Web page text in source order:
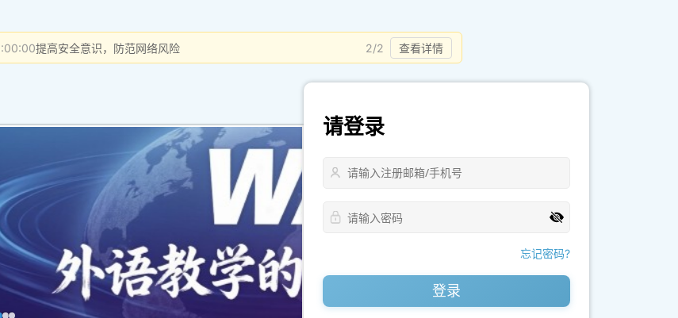
提高安全意识，防范网络风险 2/2 查看详情
请登录
忘记密码?
登录